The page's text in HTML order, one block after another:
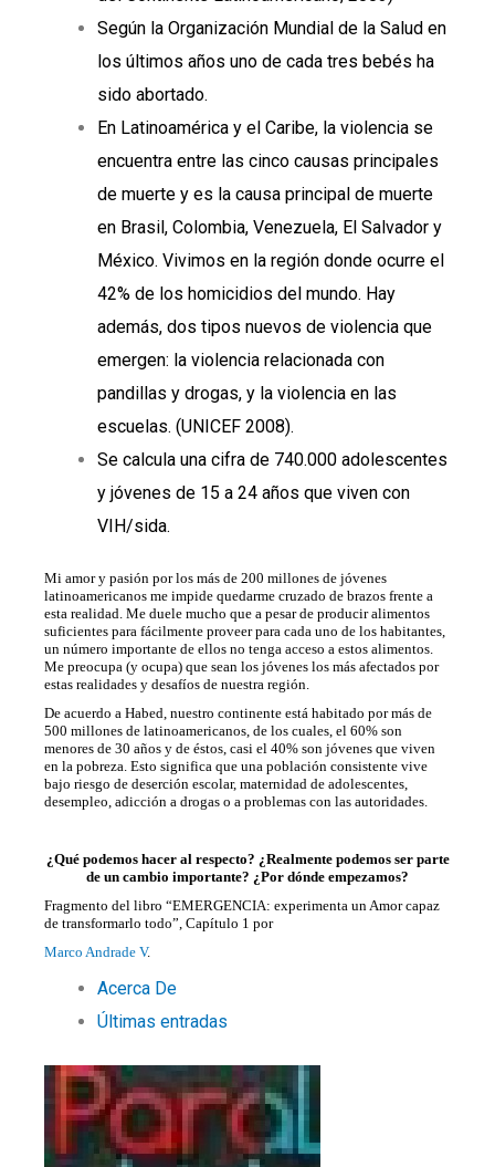
Según la Organización Mundial de la Salud en
los últimos años uno de cada tres bebés ha
sido abortado.
En Latinoamérica y el Caribe, la violencia se
encuentra entre las cinco causas principales
de muerte y es la causa principal de muerte
en Brasil, Colombia, Venezuela, El Salvador y
México. Vivimos en la región donde ocurre el
42% de los homicidios del mundo. Hay
además, dos tipos nuevos de violencia que
emergen: la violencia relacionada con
pandillas y drogas, y la violencia en las
escuelas. (UNICEF 2008).
Se calcula una cifra de 740.000 adolescentes
y jóvenes de 15 a 24 años que viven con
VIH/sida.
Mi amor y pasión por los más de 200 millones de jóvenes
latinoamericanos me impide quedarme cruzado de brazos frente a
esta realidad. Me duele mucho que a pesar de producir alimentos
suficientes para fácilmente proveer para cada uno de los habitantes,
un número importante de ellos no tenga acceso a estos alimentos.
Me preocupa (y ocupa) que sean los jóvenes los más afectados por
estas realidades y desafíos de nuestra región.
De acuerdo a Habed, nuestro continente está habitado por más de
500 millones de latinoamericanos, de los cuales, el 60% son
menores de 30 años y de éstos, casi el 40% son jóvenes que viven
en la pobreza. Esto significa que una población consistente vive
bajo riesgo de deserción escolar, maternidad de adolescentes,
desempleo, adicción a drogas o a problemas con las autoridades.
¿Qué podemos hacer al respecto? ¿Realmente podemos ser parte
de un cambio importante? ¿Por dónde empezamos?
Fragmento del libro “EMERGENCIA: experimenta un Amor capaz
de transformarlo todo”, Capítulo 1 por
Marco Andrade V.
Acerca De
Últimas entradas